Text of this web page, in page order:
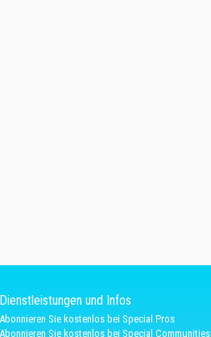
Dienstleistungen und Infos
Abonnieren Sie kostenlos bei Special Pros
Abonnieren Sie kostenlos bei Special Communities